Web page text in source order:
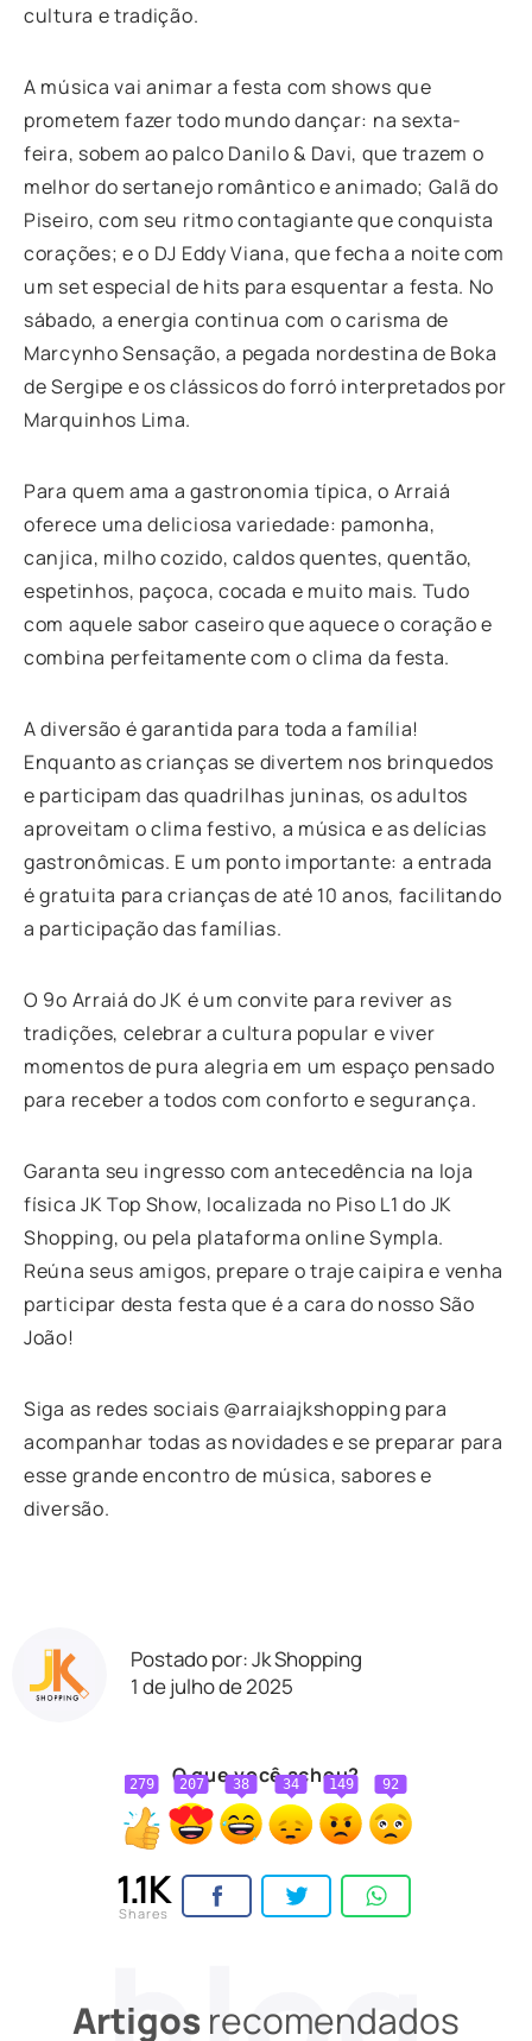
cultura e tradição.
A música vai animar a festa com shows que
prometem fazer todo mundo dançar: na sexta-
feira, sobem ao palco Danilo & Davi, que trazem o
melhor do sertanejo romântico e animado; Galã do
Piseiro, com seu ritmo contagiante que conquista
corações; e o DJ Eddy Viana, que fecha a noite com
um set especial de hits para esquentar a festa. No
sábado, a energia continua com o carisma de
Marcynho Sensação, a pegada nordestina de Boka
de Sergipe e os clássicos do forró interpretados por
Marquinhos Lima.
Para quem ama a gastronomia típica, o Arraiá
oferece uma deliciosa variedade: pamonha,
canjica, milho cozido, caldos quentes, quentão,
espetinhos, paçoca, cocada e muito mais. Tudo
com aquele sabor caseiro que aquece o coração e
combina perfeitamente com o clima da festa.
A diversão é garantida para toda a família!
Enquanto as crianças se divertem nos brinquedos
e participam das quadrilhas juninas, os adultos
aproveitam o clima festivo, a música e as delícias
gastronômicas. E um ponto importante: a entrada
é gratuita para crianças de até 10 anos, facilitando
a participação das famílias.
O 9º Arraiá do JK é um convite para reviver as
tradições, celebrar a cultura popular e viver
momentos de pura alegria em um espaço pensado
para receber a todos com conforto e segurança.
Garanta seu ingresso com antecedência na loja
física JK Top Show, localizada no Piso L1 do JK
Shopping, ou pela plataforma online Sympla.
Reúna seus amigos, prepare o traje caipira e venha
participar desta festa que é a cara do nosso São
João!
Siga as redes sociais @arraiajkshopping para
acompanhar todas as novidades e se preparar para
esse grande encontro de música, sabores e
diversão.
Postado por: Jk Shopping
1 de julho de 2025
O que você achou?
279 207 38 34 149 92
1.1K
Shares
Artigosrecomendados